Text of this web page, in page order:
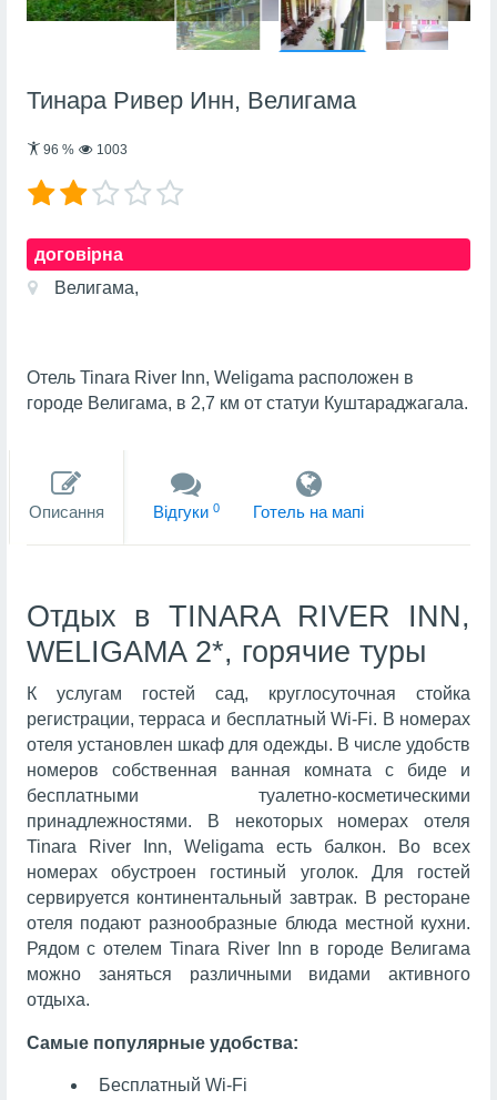
Тинара Ривер Инн, Велигама
96 % 1003
договірна
Велигама,
Отель Tinara River Inn, Weligama расположен в
городе Велигама, в 2,7 км от статуи Куштараджагала.
Описання Вiдгуки 0 Готель на мапi
Отдых в TINARA RIVER INN,
WELIGAMA 2*, горячие туры
К услугам гостей сад, круглосуточная стойка
регистрации, терраса и бесплатный Wi-Fi. В номерах
отеля установлен шкаф для одежды. В числе удобств
номеров собственная ванная комната с биде и
бесплатными туалетно-косметическими
принадлежностями. В некоторых номерах отеля
Tinara River Inn, Weligama есть балкон. Во всех
номерах обустроен гостиный уголок. Для гостей
сервируется континентальный завтрак. В ресторане
отеля подают разнообразные блюда местной кухни.
Рядом с отелем Tinara River Inn в городе Велигама
можно заняться различными видами активного
отдыха.
Самые популярные удобства:
Бесплатный Wi-Fi